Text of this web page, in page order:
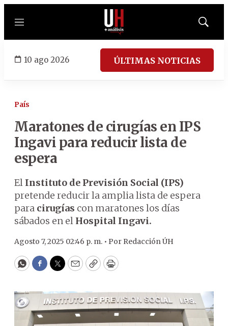
Menú
Mostrar
10 ago 2026 ÚLTIMAS NOTICIAS
País
Maratones de cirugías en IPS
Ingavi para reducir lista de
espera
El Instituto de Previsión Social (IPS)
pretende reducir la amplia lista de espera
para cirugías con maratones los días
sábados en el Hospital Ingavi.
Agosto 7, 2025 02:46 p. m. • Por Redacción ÚH
WhatsApp
Facebook
Twitter
EmailCopyPrint